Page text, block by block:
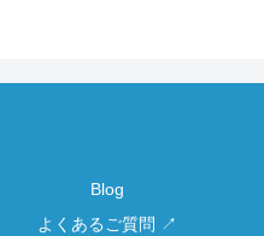
Blog
よくあるご質問 ↗